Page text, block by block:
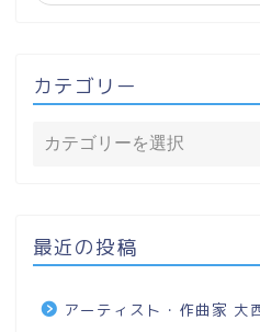
カテゴリー
最近の投稿
アーティスト・作曲家 大